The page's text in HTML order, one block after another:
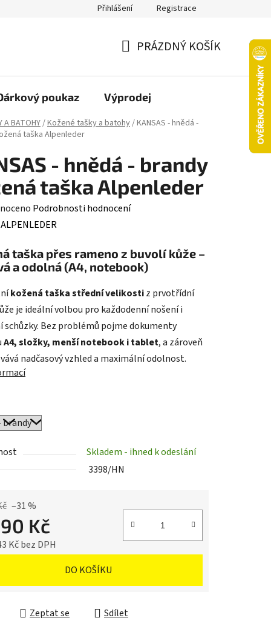
nebo vrácení ve 14denní lhůtě Platba objednávky kartou
Přihlášení Registrace
KOŠÍK
PRÁZDNÝ KOŠÍK
poukaz Výprodej
A BATOHY/Kožené tašky a batohy/KANSAS - hnědá -
taška Alpenleder
- hnědá - brandy
taška Alpenleder
Podrobnosti hodnocení
ALPENLEDER
taška přes rameno z buvolí kůže –
a odolná (A4, notebook)
kožená taška střední velikostiz prvotřídní
je ideální volbou pro každodenní nošení i
schůzky. Bez problémů pojme dokumenty
A4, složky, menší notebook i tablet, a zároveň
nadčasový vzhled a maximální odolnost.
Skladem - ihned k odeslání
3398/HN
–31 %
Kč
Kč bez DPH
DO KOŠÍKU
Zeptat se Sdílet